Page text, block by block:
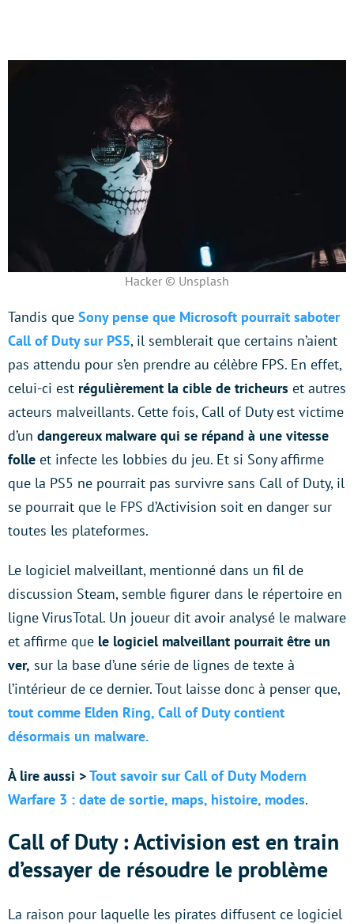
Hacker © Unsplash
Tandis que Sony pense que Microsoft pourrait saboter
Call of Duty sur PS5, il semblerait que certains n’aient
pas attendu pour s’en prendre au célèbre FPS. En effet,
celui-ci est régulièrement la cible de tricheurs et autres
acteurs malveillants. Cette fois, Call of Duty est victime
d’un dangereux malware qui se répand à une vitesse
folle et infecte les lobbies du jeu. Et si Sony affirme
que la PS5 ne pourrait pas survivre sans Call of Duty, il
se pourrait que le FPS d’Activision soit en danger sur
toutes les plateformes.
Le logiciel malveillant, mentionné dans un fil de
discussion Steam, semble figurer dans le répertoire en
ligne VirusTotal. Un joueur dit avoir analysé le malware
et affirme que le logiciel malveillant pourrait être un
ver, sur la base d’une série de lignes de texte à
l’intérieur de ce dernier. Tout laisse donc à penser que,
tout comme Elden Ring, Call of Duty contient
désormais un malware.
À lire aussi >Tout savoir sur Call of Duty Modern
Warfare 3 : date de sortie, maps, histoire, modes.
Call of Duty : Activision est en train
d’essayer de résoudre le problème
La raison pour laquelle les pirates diffusent ce logiciel